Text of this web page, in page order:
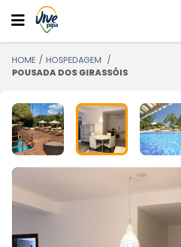
HOME
HOSPEDAGEM
POUSADA DOS GIRASSÓIS